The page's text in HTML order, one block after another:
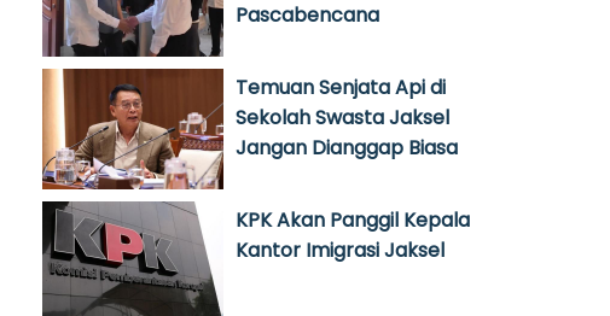
Pascabencana
Temuan Senjata Api di
Sekolah Swasta Jaksel
Jangan Dianggap Biasa
KPK Akan Panggil Kepala
Kantor Imigrasi Jaksel